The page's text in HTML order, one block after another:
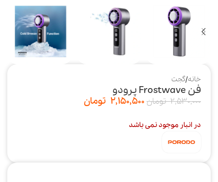
خانه/گجت
فن Frostwave پرودو
2,530,000 تومان 2,150,500 تومان
در انبار موجود نمی باشد